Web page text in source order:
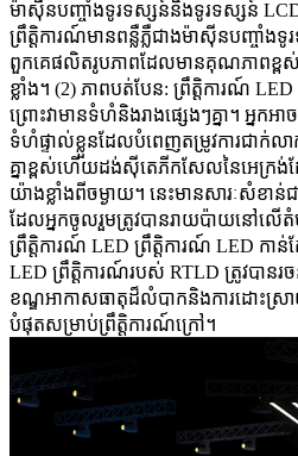
ម៉ាស៊ីនបញ្ចាំងទូរទស្សន៍និងទូរទស្សន៍
ព្រឹត្តិការណ៍មានពន្លឺភ្លឺជាងម៉ាស៊ីនបញ្ចាំង
ពួកគេផលិតរូបភាពដែលមានគុណភាពខ្ពស់
ខ្លាំង។ (2) ភាពបត់បែន: ព្រឹត្តិការណ៍
ព្រោះវាមានទំហំនិងរាងផ្សេងៗគ្នា។ អ្នកអ
ទំហំផ្ទាល់ខ្លួនដែលបំពេញតម្រូវការជាក់
គ្នាខ្ពស់ហើយដង់ស៊ីតេភីកសែលនៃអេក្រង់
យ៉ាងខ្លាំងពីចម្ងាយ។ នេះមានសារៈសំខា
ដែលអ្នកចូលរួមត្រូវបានរាយប៉ាយនៅល
ព្រឹត្តិការណ៍ LED ព្រឹត្តិការណ៍ LED កាន់
LED ព្រឹត្តិការណ៍របស់ RTLD ត្រូវបាន
ខណ្ឌអាកាសធាតុដ៏លំបាកនិងការដោះស្រាយ
បំផុតសម្រាប់ព្រឹត្តិការណ៍ក្រៅ។